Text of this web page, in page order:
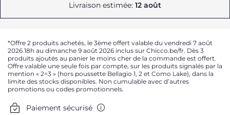
Livraison estimée: 12 août
*Offre 2 produits achetés, le 3ème offert valable du vendredi 7 août
2026 18h au dimanche 9 août 2026 inclus sur Chicco.be/fr. Dès 3
produits ajoutés au panier le moins cher de la commande est offert.
Offre valable une seule fois par compte, sur les produits signalés par la
mention « 2=3 » (hors poussette Bellagio 1, 2 et Como Lake), dans la
limite des stocks disponibles. Non cumulable avec d’autres
promotions ou codes promotionnels.
Paiement sécurisé